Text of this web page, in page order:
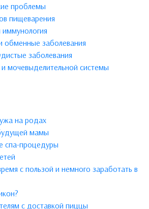
проблемы
пищеварения
иммунология
обменные заболевания
заболевания
мочевыделительной системы
на родах
мамы
спа-процедуры
с пользой и немного заработать в
с доставкой пиццы